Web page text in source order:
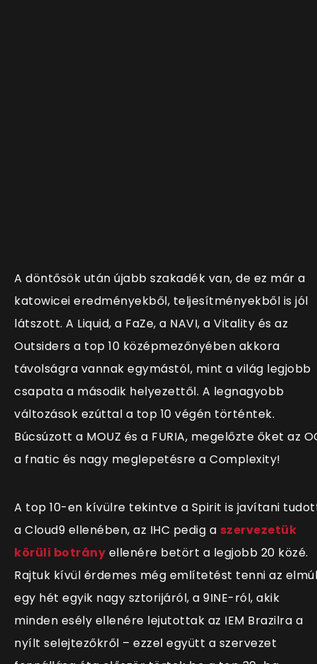
A döntősök után újabb szakadék van, de ez már a
katowicei eredményekből, teljesítményekből is jól
látszott. A Liquid, a FaZe, a NAVI, a Vitality és az
Outsiders a top 10 középmezőnyében akkora
távolságra vannak egymástól, mint a világ legjobb
csapata a második helyezettől. A legnagyobb
változások ezúttal a top 10 végén történtek.
Búcsúzott a MOUZ és a FURIA, megelőzte őket az
a fnatic és nagy meglepetésre a Complexity!
A top 10-en kívülre tekintve a Spirit is javítani
a Cloud9 ellenében, az IHC pedig a szervezetük
körüli botrány ellenére betört a legjobb 20 közé.
Rajtuk kívül érdemes még említetést tenni az
egy hét egyik nagy sztorijáról, a 9INE-ról, akik
minden esély ellenére lejutottak az IEM Brazilra a
nyílt selejtezőkről – ezzel együtt a szervezet